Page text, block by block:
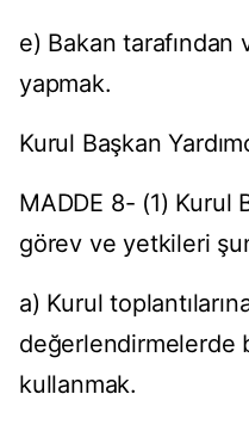
e) Bakan
yapmak.
Kurul Başkan
MADDE 8- (1) Kurul
görev ve yetkileri
a) Kurul
değerlendirmelerde
kullanmak.